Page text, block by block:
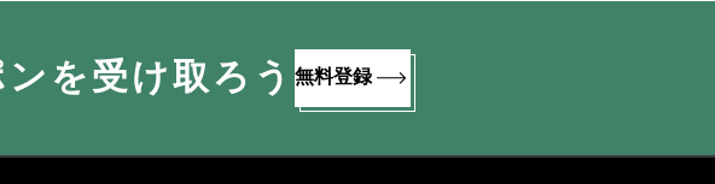
ンを受け取ろう 無料登録